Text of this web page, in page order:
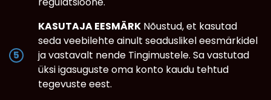
KASUTAJA EESMÄRK Nõustud, et kasutad
seda veebilehte ainult seaduslikel eesmärkidel
ja vastavalt nende Tingimustele. Sa vastutad
üksi igasuguste oma konto kaudu tehtud
tegevuste eest.